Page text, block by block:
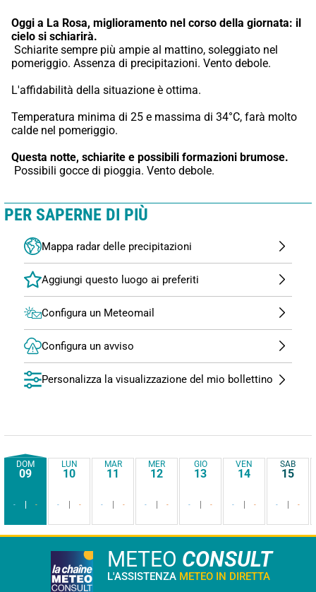
Oggi a La Rosa, miglioramento nel corso della giornata: il
cielo si schiarirà.
pomeriggio. Assenza di precipitazioni. Vento debole.
L'affidabilità della situazione è ottima.
Temperatura minima di 25 e massima di 34°C, farà molto
calde nel pomeriggio.
Questa notte, schiarite e possibili formazioni brumose.
Possibili gocce di pioggia. Vento debole.
PER SAPERNE DI PIÙ
Mappa radar delle precipitazioni
Configura un Meteomail
Configura un avviso
Personalizza la visualizzazione del mio bollettino
DOM
09
- -
LUN
10
- -
MAR
11
- -
MER
12
- -
GIO
13
- -
VEN
14
- -
SAB
15
- -
METEO CONSULT
L'ASSISTENZA METEO IN DIRETTA